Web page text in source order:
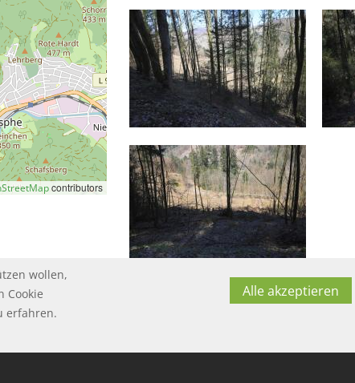
contributors
wollen,
Cookie
erfahren.
Alle akzeptieren